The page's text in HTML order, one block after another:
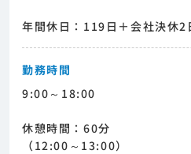
年間休日：119日＋会社決休2
勤務時間
9:00～18:00
休憩時間：60分
（12:00～13:00）